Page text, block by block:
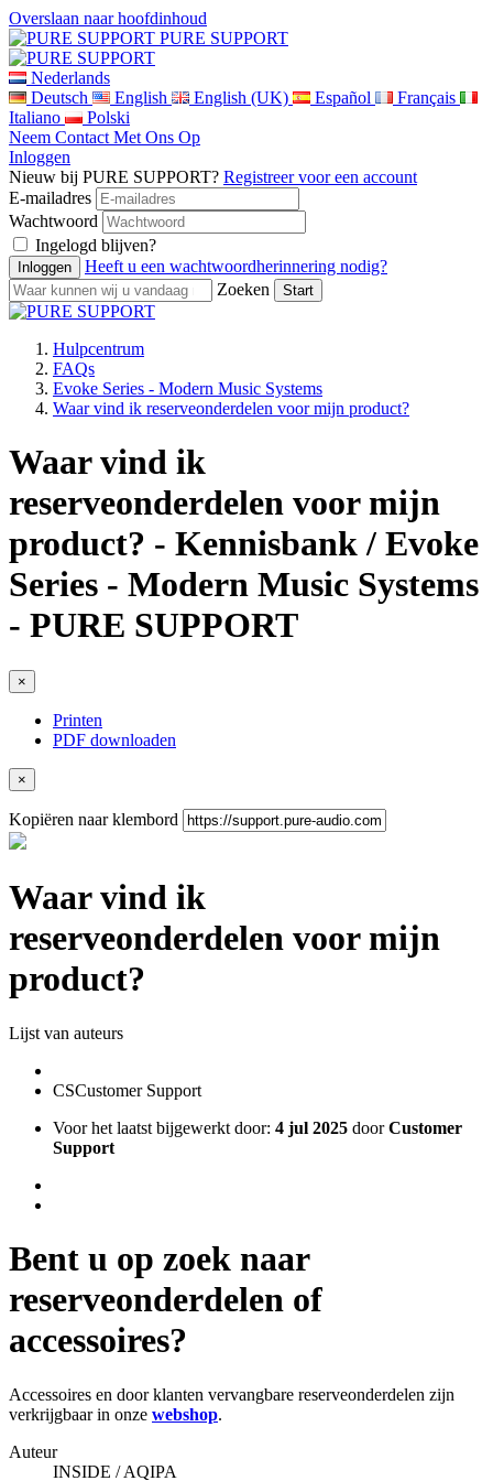
Overslaan naar hoofdinhoud
PURE SUPPORT
Nederlands
Deutsch
English English (UK) Español
Français
Italiano
Polski
Neem Contact Met Ons Op
Inloggen
Nieuw bij PURE SUPPORT? Registreer voor een account
E-mailadres
Wachtwoord
Ingelogd blijven?
Heeft u een wachtwoordherinnering nodig?
Zoeken
Hulpcentrum
FAQs
Evoke Series - Modern Music Systems
Waar vind ik reserveonderdelen voor mijn product?
Waar vind ik
reserveonderdelen voor mijn
product? - Kennisbank / Evoke
Series - Modern Music Systems
- PURE SUPPORT
×
Printen
PDF downloaden
×
Kopiëren naar klembord
Waar vind ik
reserveonderdelen voor mijn
product?
Lijst van auteurs
CSCustomer Support
Voor het laatst bijgewerkt door: 4 jul 2025 doorCustomer
Support
Bent u op zoek naar
reserveonderdelen of
accessoires?
Accessoires en door klanten vervangbare reserveonderdelen zijn
verkrijgbaar in onze webshop.
Auteur
INSIDE / AQIPA